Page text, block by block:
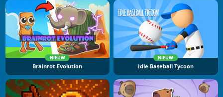
NIEUW
Brainrot Evolution
NIEUW
Idle Baseball Tycoon